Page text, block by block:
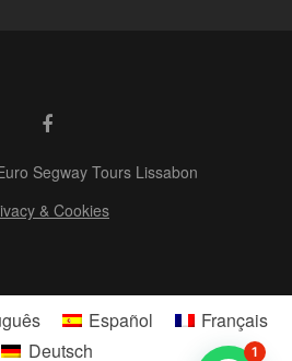
Segway Tours Lissabon
& Cookies
1
Español
Français
Deutsch